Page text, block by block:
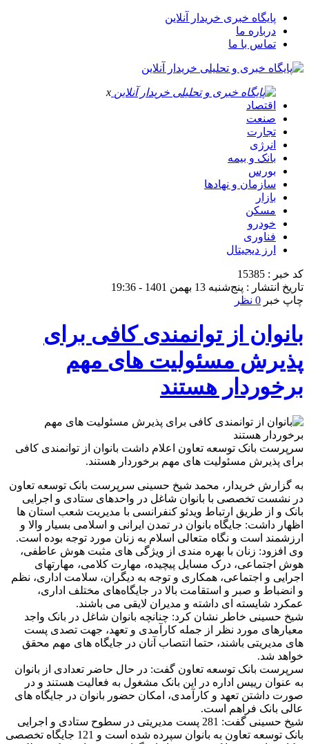
پایگاه خبری خریدار آنلاین
درباره ما
تماس با ما
x
اقتصاد
صنعت
تجارت
انرژی
بانک و بیمه
بورس
سازمان و نهادها
بازار
مسکن
خودرو
فناوری
ارز دیجیتال
کد خبر : 15385
تاریخ انتشار : پنج‌شنبه 13 بهمن 1401 - 19:36
چاپ خبر 0 نظر
بانوان از توانمندی کافی برای
پذیرش مسئولیت های مهم
برخوردار هستند
سرپرست بانک توسعه تعاون اعلام داشت بانوان از توانمندی کافی
برای پذیرش مسئولیت های مهم برخوردار هستند.
به گزارش خریدار، محمد شیخ حسینی سرپرست بانک توسعه تعاون
در نشست تخصصی با بانوان شاغل در واحدهای ستادی و اجرایی
بانک و از طریق ارتباط ویدئو کنفرانسی با مدیریت شعب استان ها
اظهار داشت: جایگاه بانوان در تمدن ایرانی و اسلامی بسیار والا و
ارزشمند است و نگاه متعالی اسلام به زنان مورد توجه بوده است.
وی افزود: زنان با بهره مندی از ویژگی های مثبت هوش عاطفی،
هوش اجتماعی، درک مسایل پیچیده، مهارت کلامی، مهارتهای
اجرایی و اجتماعی، همکاری و توجه به دیگران، سلامت اداری، نظم
و انضباط و صبر و استقامت بالا در جایگاه‌های مختلف اداری،
عمکرد شایسته ای داشته و مدیران لایقی می باشند.
شیخ حسینی خاطر نشان کرد: چنانچه بانوان شاغل در بانک واجد
معیارهای مورد نظر از جمله کارآمدی و تعهد، جهت تصدی پست
های مدیریتی باشند، حتما انتصاب آنان در جایگاه های مهم محقق
خواهد شد.
سرپرست بانک توسعه تعاون گفت: در حال حاضر تعدادی از بانوان
به عنوان رییس اداره در این بانک مشغول به فعالیت هستند و در
صورت داشتن تعهد و کارآمدی، امکان حضور بانوان در جایگاه های
عالی بانک فراهم است.
شیخ حسینی گفت: 281 پست مدیریتی در سطوح ستادی و اجرایی
بانک توسعه تعاون به بانوان سپرده شده است و 121 جایگاه تخصصی